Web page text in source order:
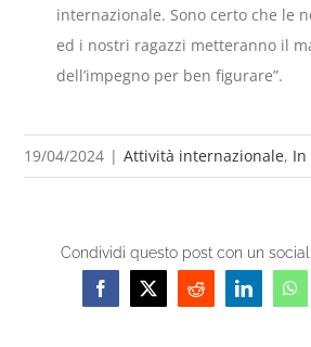
internazionale. Sono certo che le
ed i nostri ragazzi metteranno il
dell’impegno per ben figurare”.
19/04/2024 | Attività internazionale,
Condividi questo post con un
Facebook
X RedditLinkedIn